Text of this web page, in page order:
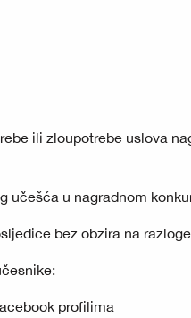
zloupotrebe uslova
u nagradnom
bez obzira na razloge
profilima